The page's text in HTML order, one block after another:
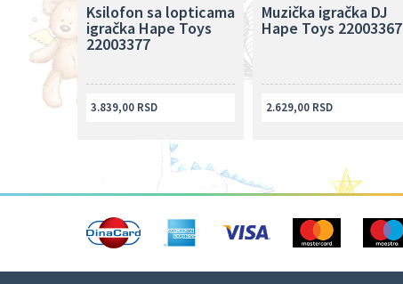
Ksilofon sa lopticama
igračka Hape Toys
22003377
3.839,00 RSD
Muzička igračka DJ
Hape Toys 22003367
2.629,00 RSD